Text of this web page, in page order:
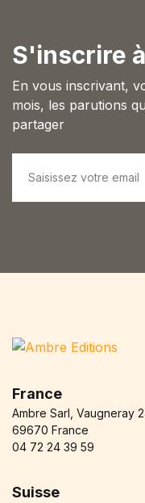
S'inscrire
En vous inscrivant,
mois, les parutions
partager
i
France
Ambre Sarl, Vaugneray
69670 France
04 72 24 39 59
Suisse